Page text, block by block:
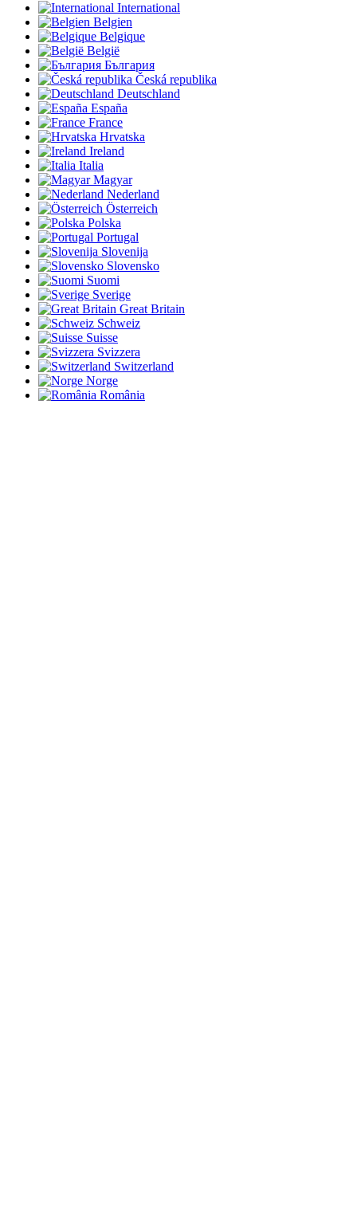
International
Belgien
Belgique
België
България
Česká republika
Deutschland
España
France
Hrvatska
Ireland
Italia
Magyar
Nederland
Österreich
Polska
Portugal
Slovenija
Slovensko
Suomi
Sverige
Great Britain
Schweiz
Suisse
Svizzera
Switzerland
Norge
România